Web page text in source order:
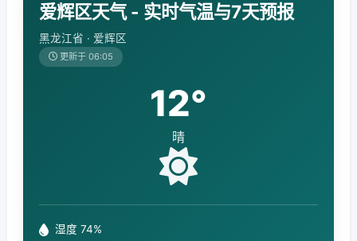
爱辉区天气 - 实时气温与7天预报
黑龙江省 · 爱辉区
更新于 06:05
12°
晴
湿度 74%